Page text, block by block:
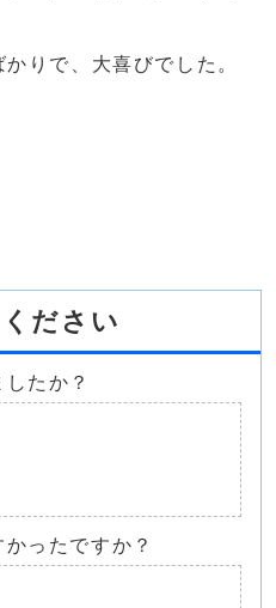
りで、大喜びでした。
ださい
たか？
ったですか？